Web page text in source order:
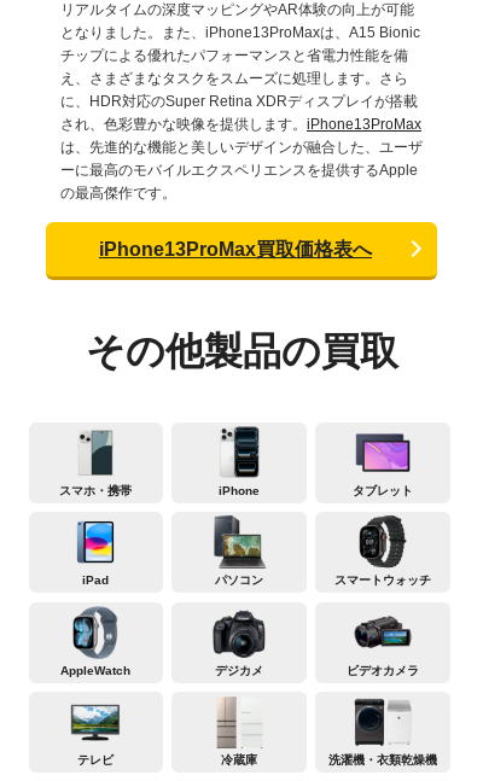
リアルタイムの深度マッピングやAR体験の向上が可能
となりました。また、iPhone13ProMaxは、A15 Bionic
チップによる優れたパフォーマンスと省電力性能を備
え、さまざまなタスクをスムーズに処理します。さら
に、HDR対応のSuper Retina XDRディスプレイが搭載
され、色彩豊かな映像を提供します。 iPhone13ProMax
は、先進的な機能と美しいデザインが融合した、ユーザ
ーに最高のモバイルエクスペリエンスを提供するApple
の最高傑作です。
iPhone13ProMax買取価格表へ
その他製品の買取
スマホ・携帯 iPhone タブレット
iPad パソコン スマートウォッチ
AppleWatch デジカメ ビデオカメラ
テレビ 冷蔵庫 洗濯機・衣類乾燥機